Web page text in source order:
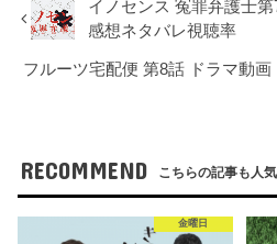
イノセンス 冤罪弁護士
感想ネタバレ視聴率
フルーツ宅配便 第8話 ドラマ動
RECOMMEND こちらの記事も人気
金曜日